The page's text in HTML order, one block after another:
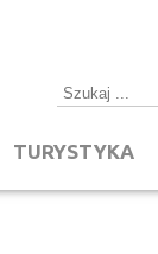
TURYSTYKA